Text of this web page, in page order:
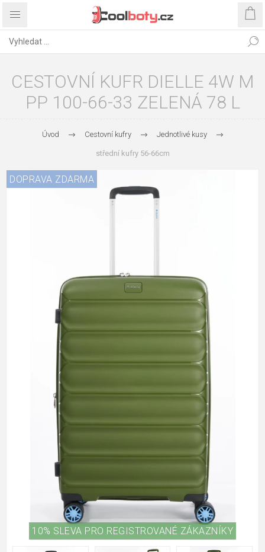
CESTOVNÍ KUFR DIELLE 4W M
PP 100-66-33 ZELENÁ 78 L
Úvod Cestovní kufry Jednotlivé kusy
střední kufry 56-66cm
DOPRAVA ZDARMA
10% SLEVA PRO REGISTROVANÉ ZÁKAZNÍKY